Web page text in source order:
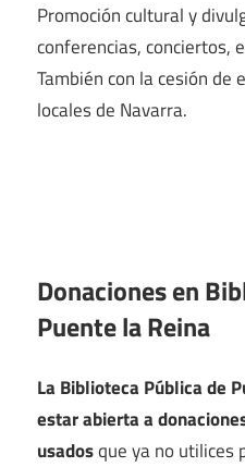
Promoción cultural y
conferencias, conciertos,
También con la cesión de
locales de Navarra.
Donaciones en
Puente la Reina
La Biblioteca Pública de
estar abierta a
usadosque ya no utilices